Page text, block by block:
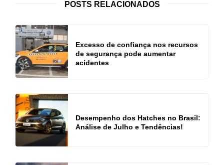
POSTS RELACIONADOS
Excesso de confiança nos recursos
de segurança pode aumentar
acidentes
Desempenho dos Hatches no Brasil:
Análise de Julho e Tendências!